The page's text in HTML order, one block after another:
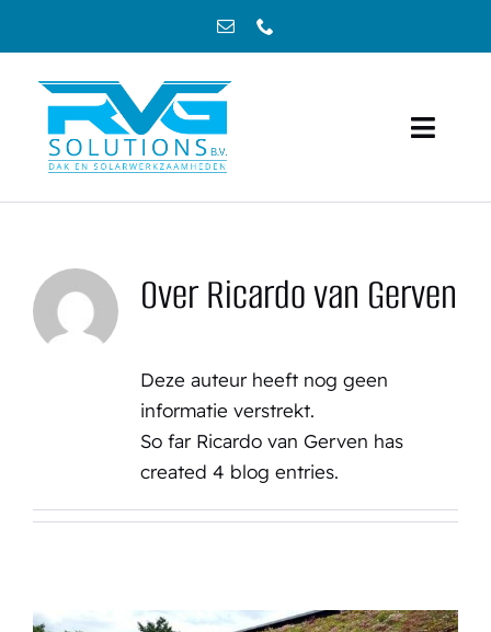
Home
Showroom
Onze diensten
Corporaties & VVE
Contact
OverRicardo van Gerven
Deze auteur heeft nog geen
informatie verstrekt.
So far Ricardo van Gerven has
created 4 blog entries.